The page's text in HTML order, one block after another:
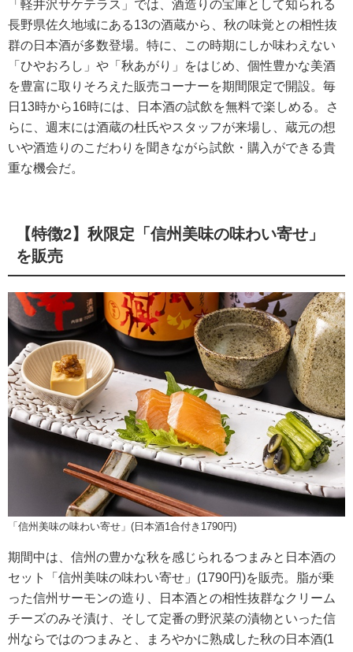
「軽井沢サケテラス」では、酒造りの宝庫として知られる
長野県佐久地域にある13の酒蔵から、秋の味覚との相性抜
群の日本酒が多数登場。特に、この時期にしか味わえない
「ひやおろし」や「秋あがり」をはじめ、個性豊かな美酒
を豊富に取りそろえた販売コーナーを期間限定で開設。毎
日13時から16時には、日本酒の試飲を無料で楽しめる。さ
らに、週末には酒蔵の杜氏やスタッフが来場し、蔵元の想
いや酒造りのこだわりを聞きながら試飲・購入ができる貴
重な機会だ。
【特徴2】秋限定「信州美味の味わい寄せ」
を販売
「信州美味の味わい寄せ」(日本酒1合付き1790円)
期間中は、信州の豊かな秋を感じられるつまみと日本酒の
セット「信州美味の味わい寄せ」(1790円)を販売。脂が乗
った信州サーモンの造り、日本酒との相性抜群なクリーム
チーズのみそ漬け、そして定番の野沢菜の漬物といった信
州ならではのつまみと、まろやかに熟成した秋の日本酒(1